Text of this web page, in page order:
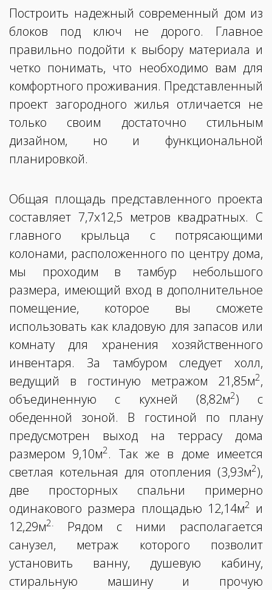
Построить надежный современный дом из
блоков под ключ не дорого. Главное
правильно подойти к выбору материала и
четко понимать, что необходимо вам для
комфортного проживания. Представленный
проект загородного жилья отличается не
только своим достаточно стильным
дизайном, но и функциональной
планировкой.
Общая площадь представленного проекта
составляет 7,7х12,5 метров квадратных. С
главного крыльца с потрясающими
колонами, расположенного по центру дома,
мы проходим в тамбур небольшого
размера, имеющий вход в дополнительное
помещение, которое вы сможете
использовать как кладовую для запасов или
комнату для хранения хозяйственного
инвентаря. За тамбуром следует холл,
ведущий в гостиную метражом 21,85м2,
объединенную с кухней (8,82м2) с
обеденной зоной. В гостиной по плану
предусмотрен выход на террасу дома
размером 9,10м2. Так же в доме имеется
светлая котельная для отопления (3,93м2),
две просторных спальни примерно
одинакового размера площадью 12,14м2 и
12,29м2. Рядом с ними располагается
санузел, метраж которого позволит
установить ванну, душевую кабину,
стиральную машину и прочую